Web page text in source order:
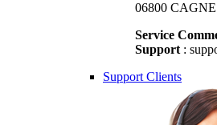
06800
Service
Support :
Support Clients